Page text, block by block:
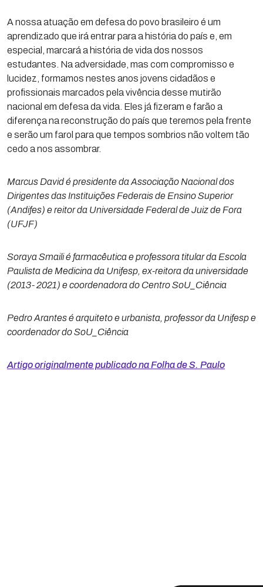
A nossa atuação em defesa do povo brasileiro é um
aprendizado que irá entrar para a história do país e, em
especial, marcará a história de vida dos nossos
estudantes. Na adversidade, mas com compromisso e
lucidez, formamos nestes anos jovens cidadãos e
profissionais marcados pela vivência desse mutirão
nacional em defesa da vida. Eles já fizeram e farão a
diferença na reconstrução do país que teremos pela frente
e serão um farol para que tempos sombrios não voltem tão
cedo a nos assombrar.
Marcus David é presidente da Associação Nacional dos
Dirigentes das Instituições Federais de Ensino Superior
(Andifes) e reitor da Universidade Federal de Juiz de Fora
(UFJF)
Soraya Smaili é farmacêutica e professora titular da Escola
Paulista de Medicina da Unifesp, ex-reitora da universidade
(2013- 2021) e coordenadora do Centro SoU_Ciência
Pedro Arantes é arquiteto e urbanista, professor da Unifesp e
coordenador do SoU_Ciência
Artigo originalmente publicado na Folha de S. Paulo